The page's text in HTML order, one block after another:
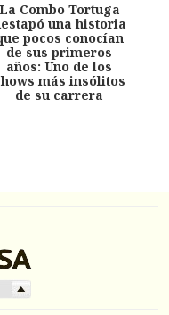
La Combo Tortuga
una historia
pocos conocían
de sus primeros
años: Uno de los
más insólitos
de su carrera